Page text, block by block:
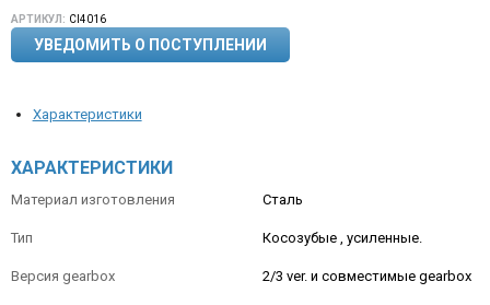
АРТИКУЛ: Cl4016
УВЕДОМИТЬ О ПОСТУПЛЕНИИ
Характеристики
ХАРАКТЕРИСТИКИ
Материал изготовления Сталь
Тип Косозубые , усиленные.
Версия gearbox 2/3 ver. и совместимые gearbox